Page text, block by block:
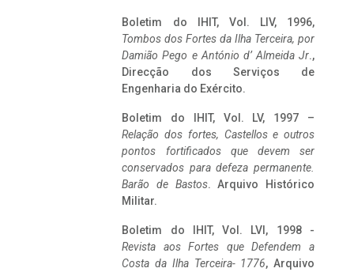
Boletim do IHIT, Vol. LIV, 1996,
Tombos dos Fortes da Ilha Terceira, por
Damião Pego e António d’ Almeida Jr.,
Direcção dos Serviços de
Engenharia do Exército.
Boletim do IHIT, Vol. LV, 1997 –
Relação dos fortes, Castellos e outros
pontos fortificados que devem ser
conservados para defeza permanente.
Barão de Bastos. Arquivo Histórico
Militar.
Boletim do IHIT, Vol. LVI, 1998 -
Revista aos Fortes que Defendem a
Costa da Ilha Terceira- 1776, Arquivo